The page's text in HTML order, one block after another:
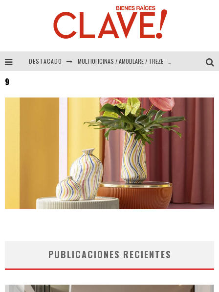
DESTACADO MULTIOFICINAS / AMOBLARE / TREZE – Especial Interiorismo & Decoración 2026
COLINEAL – Especial Interiorismo & Decoración 2026
ADRIANA HOYOS DESIGN STUDIO – Especial Interiorismo & Decoración 2026
9
PUBLICACIONES RECIENTES